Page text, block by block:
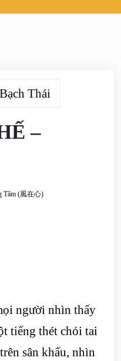
Thái
–
Tâm (風在心)
người nhìn thấy
tiếng thét chói tai
sân khấu, nhìn